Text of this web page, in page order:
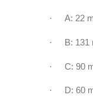
· A: 22
· B: 131
· C: 90
· D: 60